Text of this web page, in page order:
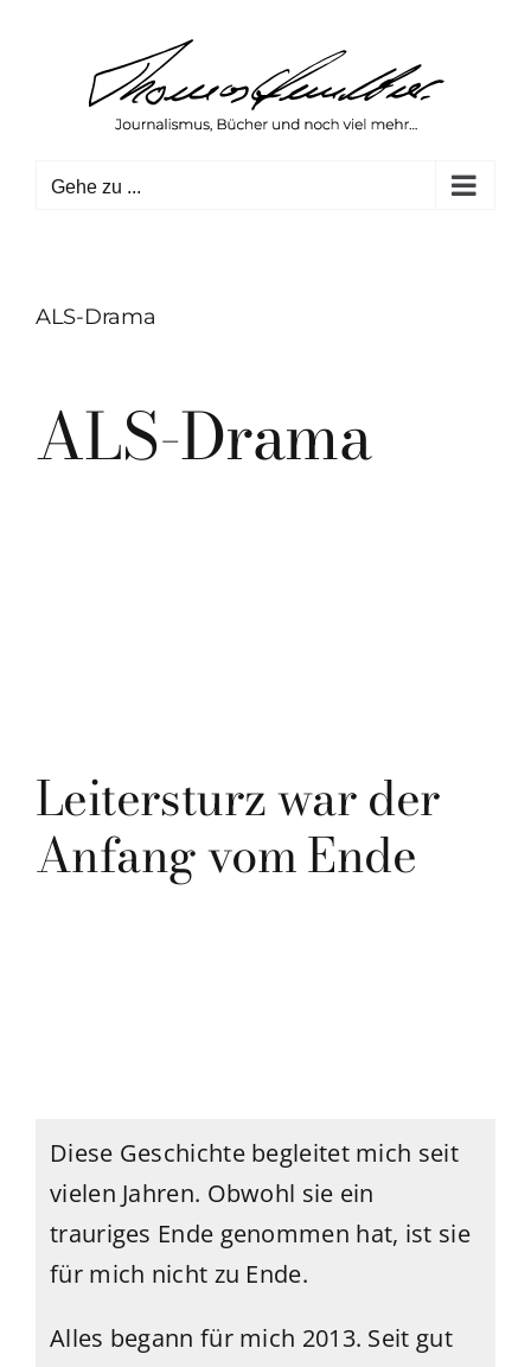
springen
Gehe zu ...
ALS-Drama
ALS-Drama
Leitersturz war der
Anfang vom Ende
Diese Geschichte begleitet mich seit
vielen Jahren. Obwohl sie ein
trauriges Ende genommen hat, ist sie
für mich nicht zu Ende.
Alles begann für mich 2013. Seit gut